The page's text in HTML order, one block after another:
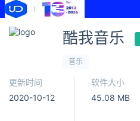
酷我音乐
音乐
更新时间
2020-10-12
软件大小
45.08 MB